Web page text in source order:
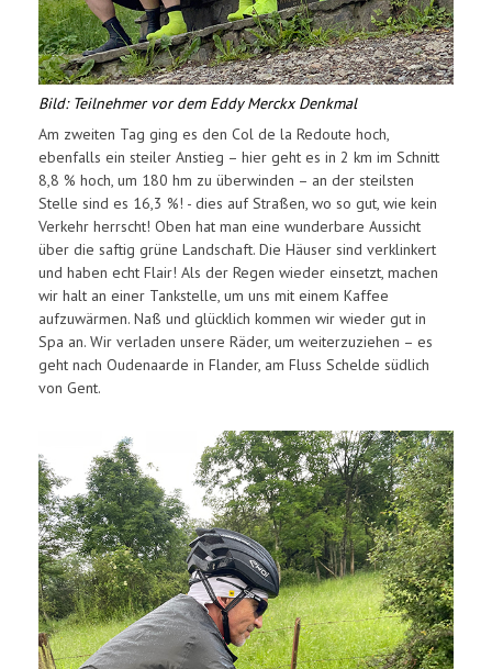
Bild: Teilnehmer vor dem Eddy Merckx Denkmal
Am zweiten Tag ging es den Col de la Redoute hoch,
ebenfalls ein steiler Anstieg – hier geht es in 2 km im Schnitt
8,8 % hoch, um 180 hm zu überwinden – an der steilsten
Stelle sind es 16,3 %! - dies auf Straßen, wo so gut, wie kein
Verkehr herrscht! Oben hat man eine wunderbare Aussicht
über die saftig grüne Landschaft. Die Häuser sind verklinkert
und haben echt Flair! Als der Regen wieder einsetzt, machen
wir halt an einer Tankstelle, um uns mit einem Kaffee
aufzuwärmen. Naß und glücklich kommen wir wieder gut in
Spa an. Wir verladen unsere Räder, um weiterzuziehen – es
geht nach Oudenaarde in Flander, am Fluss Schelde südlich
von Gent.